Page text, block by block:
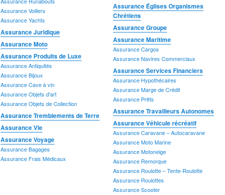
Assurance Maritime
Assurance Cargos
Assurance Navires Commerciaux
Assurance Moto
Assurance Tremblements de Terre
Assurance Voiliers
Assurance Yachts
Assurance Églises Organismes
Chrétiens
Assurance Groupe
Assurance Juridique
Assurance Maritime
Assurance Cargos
Assurance Navires Commerciaux
Assurance Moto
Assurance Produits de Luxe
Assurance Antiquités
Assurance Bijoux
Assurance Cave à vin
Assurance Objets d'art
Assurance Objets de Collection
Assurance Services Financiers
Assurance Hypothécaires
Assurance Marge de Crédit
Assurance Prêts
Assurance Travailleurs Autonomes
Assurance Tremblements de Terre
Assurance Véhicule récréatif
Assurance Caravane – Autocaravane
Assurance Moto Marine
Assurance Motoneige
Assurance Remorque
Assurance Roulotte – Tente-Roulotte
Assurance Roulottes
Assurance Scooter
Assurance Vie
Assurance Voyage
Assurance Bagages
Assurance Frais Médicaux